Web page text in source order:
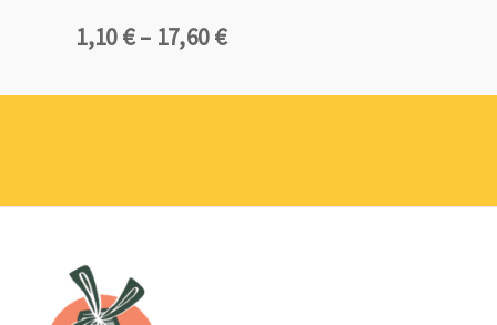
1,10€– 17,60€
Plage
prix :